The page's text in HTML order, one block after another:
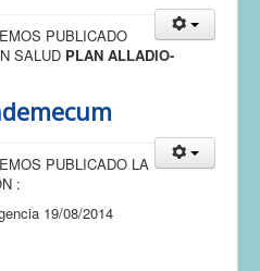
PUBLICADO
SALUD PLAN ALLADIO-
PUBLICADO LA
:
19/08/2014